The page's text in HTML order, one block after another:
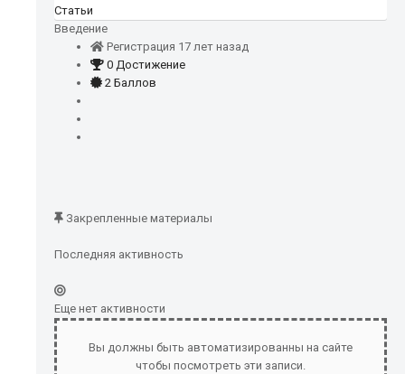
Статьи
Введение
Регистрация 17 лет назад
0 Достижение
2 Баллов
Закрепленные материалы
Последняя активность
Еще нет активности
Вы должны быть автоматизированны на сайте
чтобы посмотреть эти записи.